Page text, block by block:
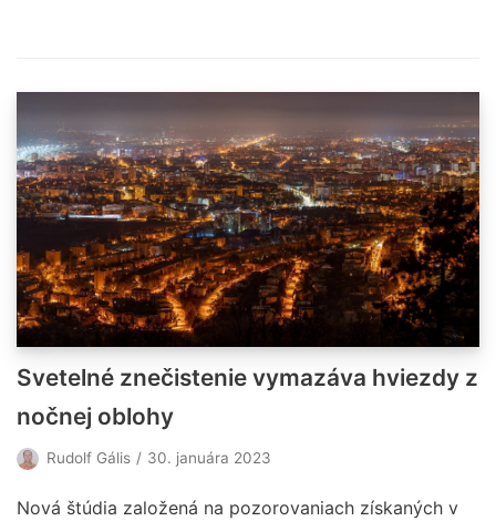
Svetelné znečistenie vymazáva hviezdy z
nočnej oblohy
Rudolf Gális 30. januára 2023
Nová štúdia založená na pozorovaniach získaných v